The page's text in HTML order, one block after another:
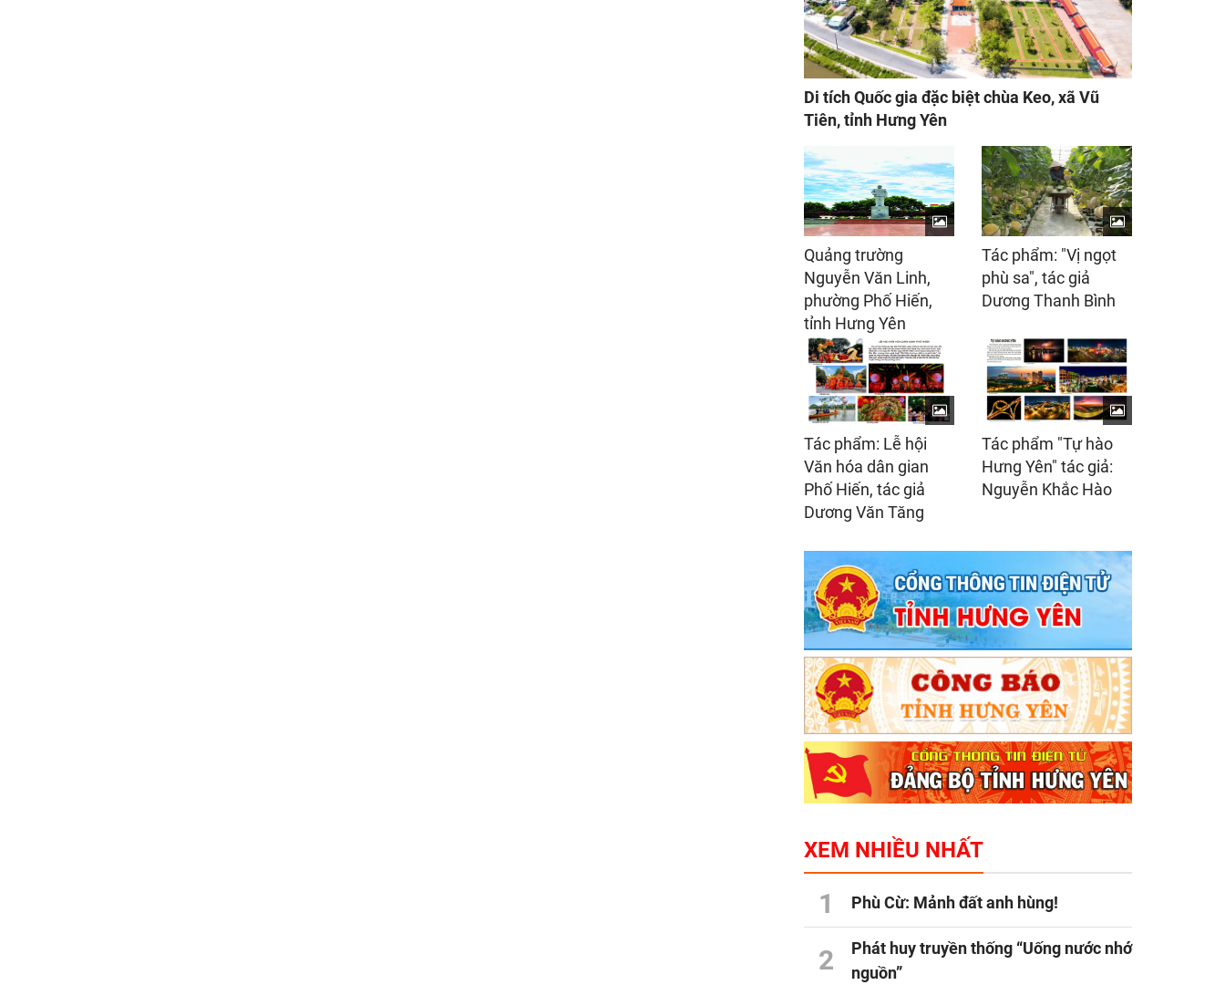
Di tích Quốc gia đặc biệt chùa Keo, xã Vũ
Tiên, tỉnh Hưng Yên
Quảng trường
Nguyễn Văn Linh,
phường Phố Hiến,
tỉnh Hưng Yên
Tác phẩm: "Vị ngọt
phù sa", tác giả
Dương Thanh Bình
Tác phẩm: Lễ hội
Văn hóa dân gian
Phố Hiến, tác giả
Dương Văn Tăng
Tác phẩm "Tự hào
Hưng Yên" tác giả:
Nguyễn Khắc Hào
XEM NHIỀU NHẤT
1 Phù Cừ: Mảnh đất anh hùng!
2
Phát huy truyền thống “Uống nước nhớ
nguồn”